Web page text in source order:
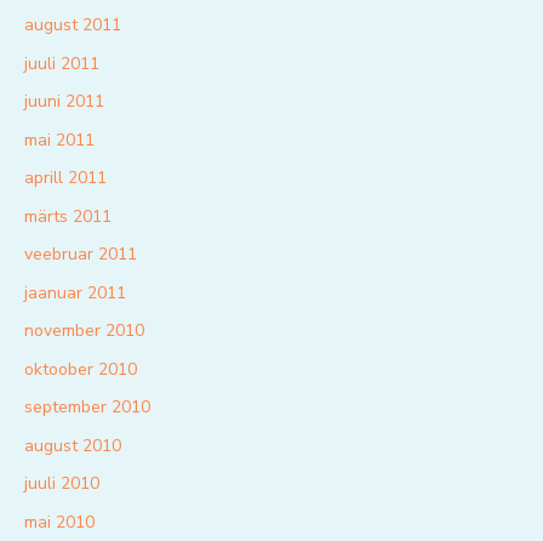
august 2011
juuli 2011
juuni 2011
mai 2011
aprill 2011
märts 2011
veebruar 2011
jaanuar 2011
november 2010
oktoober 2010
september 2010
august 2010
juuli 2010
mai 2010